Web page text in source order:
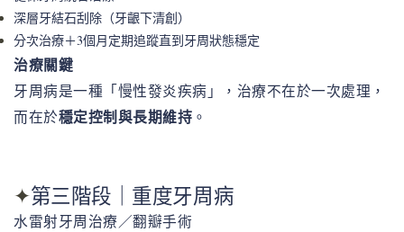
深層牙結石刮除（牙齦下清創）
分次治療＋3個月定期追蹤直到牙周狀態穩定
治療關鍵
牙周病是一種「慢性發炎疾病」，治療不在於一次處理，
而在於穩定控制與長期維持 。
✦第三階段｜重度牙周病
水雷射牙周治療／翻瓣手術